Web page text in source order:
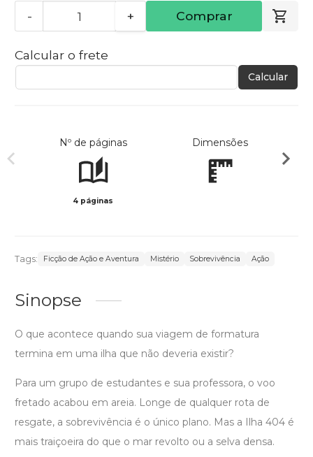
- + Comprar
Calcular o frete
Calcular
Nº de páginas
4 páginas
Dimensões
Tags: Ficção de Ação e Aventura Mistério Sobrevivência Ação
Sinopse
O que acontece quando sua viagem de formatura
termina em uma ilha que não deveria existir?
Para um grupo de estudantes e sua professora, o voo
fretado acabou em areia. Longe de qualquer rota de
resgate, a sobrevivência é o único plano. Mas a Ilha 404 é
mais traiçoeira do que o mar revolto ou a selva densa.